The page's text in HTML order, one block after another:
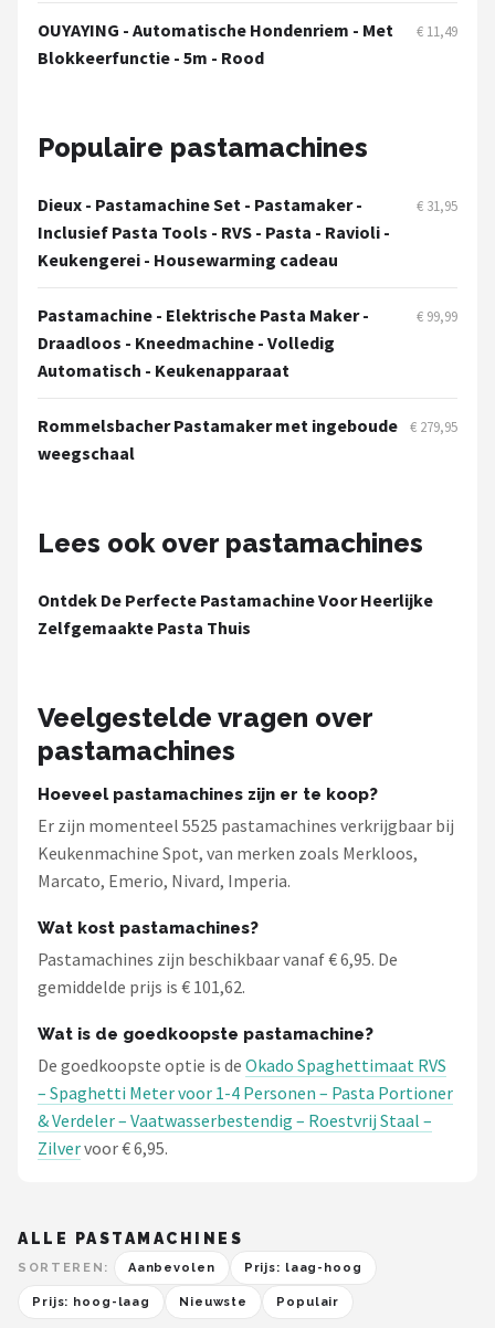
OUYAYING - Automatische Hondenriem - Met
Blokkeerfunctie - 5m - Rood
€ 11,49
Populaire pastamachines
Dieux - Pastamachine Set - Pastamaker -
Inclusief Pasta Tools - RVS - Pasta - Ravioli -
Keukengerei - Housewarming cadeau
€ 31,95
Pastamachine - Elektrische Pasta Maker -
Draadloos - Kneedmachine - Volledig
Automatisch - Keukenapparaat
€ 99,99
Rommelsbacher Pastamaker met ingeboude
weegschaal
€ 279,95
Lees ook over pastamachines
Ontdek De Perfecte Pastamachine Voor Heerlijke
Zelfgemaakte Pasta Thuis
Veelgestelde vragen over
pastamachines
Hoeveel pastamachines zijn er te koop?
Er zijn momenteel 5525 pastamachines verkrijgbaar bij
Keukenmachine Spot, van merken zoals Merkloos,
Marcato, Emerio, Nivard, Imperia.
Wat kost pastamachines?
Pastamachines zijn beschikbaar vanaf € 6,95. De
gemiddelde prijs is € 101,62.
Wat is de goedkoopste pastamachine?
De goedkoopste optie is de Okado Spaghettimaat RVS
– Spaghetti Meter voor 1-4 Personen – Pasta Portioner
& Verdeler – Vaatwasserbestendig – Roestvrij Staal –
Zilvervoor € 6,95.
ALLE PASTAMACHINES
SORTEREN: Aanbevolen Prijs: laag-hoog
Prijs: hoog-laag Nieuwste Populair